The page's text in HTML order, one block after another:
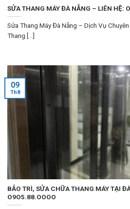
SỬA THANG MÁY ĐÀ NẴNG – LIÊN HỆ:
Sửa Thang Máy Đà Nẵng – Dịch Vụ
Thang [...]
BẢO TRÌ, SỬA CHỮA THANG MÁY TẠI
O9O5.88.OOOO
09
Th8